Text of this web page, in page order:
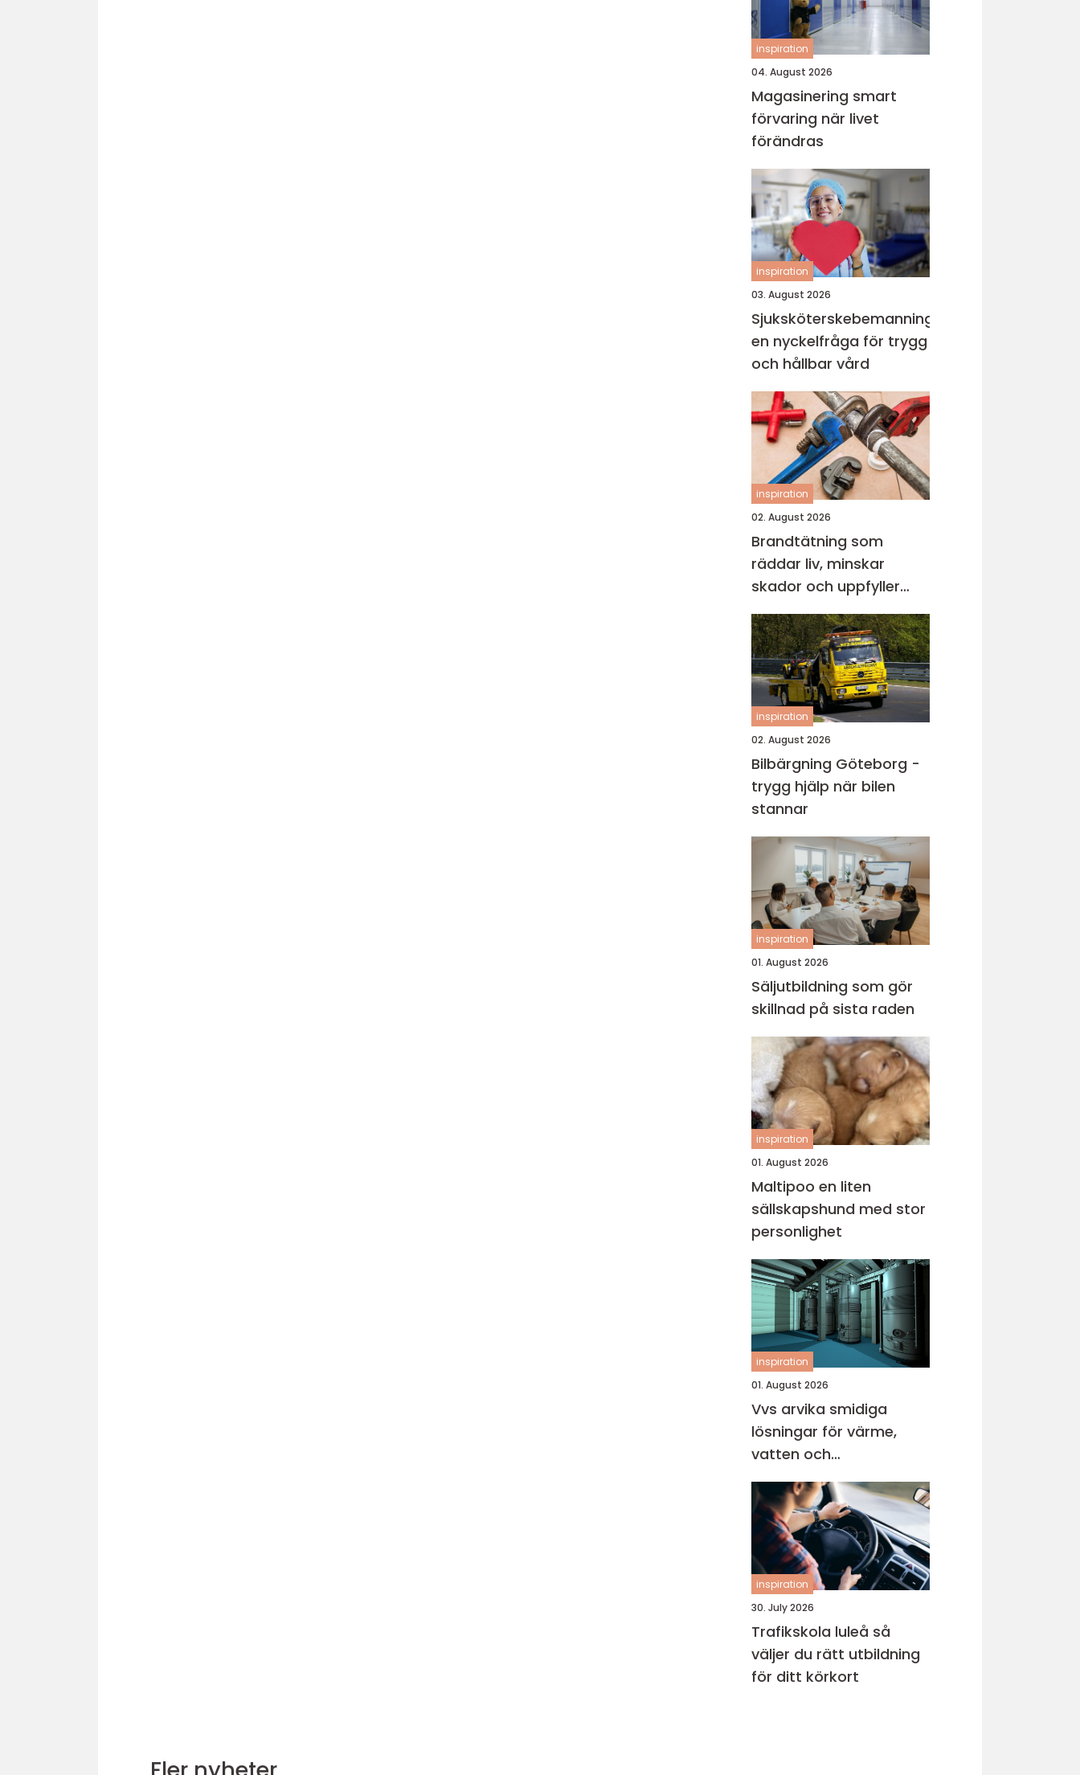
inspiration
04. August 2026
Magasinering smart
förvaring när livet
förändras
inspiration
03. August 2026
Sjuksköterskebemanning
en nyckelfråga för trygg
och hållbar vård
inspiration
02. August 2026
Brandtätning som
räddar liv, minskar
skador och uppfyller
lagkrav
inspiration
02. August 2026
Bilbärgning Göteborg -
trygg hjälp när bilen
stannar
inspiration
01. August 2026
Säljutbildning som gör
skillnad på sista raden
inspiration
01. August 2026
Maltipoo en liten
sällskapshund med stor
personlighet
inspiration
01. August 2026
Vvs arvika smidiga
lösningar för värme,
vatten och
inomhusklimat
inspiration
30. July 2026
Trafikskola luleå så
väljer du rätt utbildning
för ditt körkort